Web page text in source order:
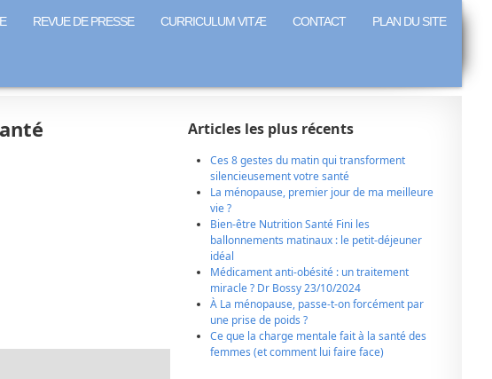
REVUE DE PRESSE CURRICULUM VITÆ CONTACT PLAN DU SITE
Articles les plus récents
Ces 8 gestes du matin qui transforment
silencieusement votre santé
La ménopause, premier jour de ma meilleure
vie ?
Bien-être Nutrition Santé Fini les
ballonnements matinaux : le petit-déjeuner
idéal
Médicament anti-obésité : un traitement
miracle ? Dr Bossy 23/10/2024
À La ménopause, passe-t-on forcément par
une prise de poids ?
Ce que la charge mentale fait à la santé des
femmes (et comment lui faire face)